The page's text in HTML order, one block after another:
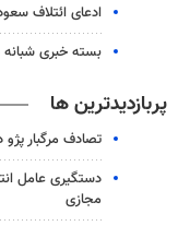
ادعای ائتلاف
بسته خبری شبانه ۱۵ مردادماه ۱۴۰۵ سیستان و بلوچستان
پربازدیدترین ها
تصادف مرگبار پژو
دستگیری عامل
مجازی